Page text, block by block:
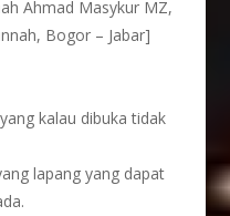
Ahmad Masykur MZ,
Bogor – Jabar]
kalau dibuka tidak
lapang yang dapat